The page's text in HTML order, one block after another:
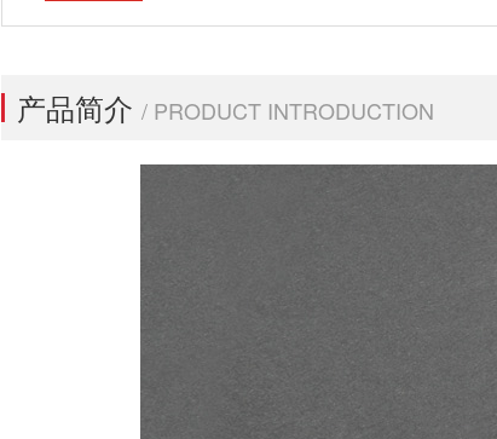
产品简介 / PRODUCT INTRODUCTION